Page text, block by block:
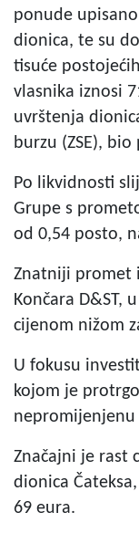
ponude
dionica, te su
tisuće
vlasnika iznosi
uvrštenja
burzu (ZSE),
Po likvidnosti
Grupe s
od 0,54 posto,
Znatniji promet
Končara D&ST,
cijenom nižom
U fokusu
kojom je
nepromijenjenu
Značajni je rast
dionica
69 eura.